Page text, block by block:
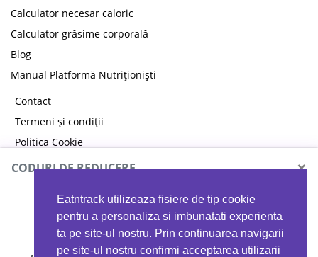
Eatntrack utilizeaza fisiere de tip cookie
pentru a personaliza si imbunatati experienta
ta pe site-ul nostru. Prin continuarea navigarii
pe site-ul nostru confirmi acceptarea utilizarii
Calculator necesar caloric
Calculator grăsime corporală
Blog
Manual Platformă Nutriționiști
Contact
Termeni și condiții
Politica Cookie
Politica de confidențialitate
CODURI DE REDUCERE ×
MYPROTEIN